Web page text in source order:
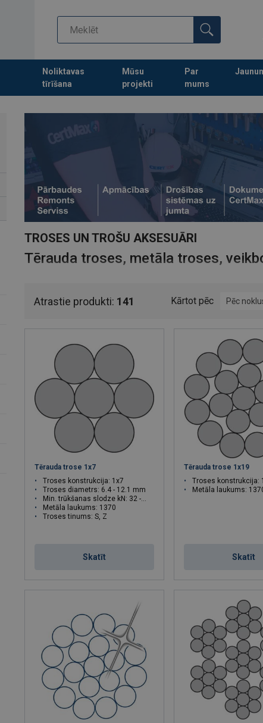
Noliktavas
tīrīšana
Mūsu
projekti
Par
mums
Turpināt meklēt preces
TROSES UN TROŠU AKSESUĀRI
Tērauda troses, metāla troses,
tērauda troses, metāla troses, nerūsējošā tērauda troses no
troses. Trošu konstrukcija sākot no vienkāršām 6 vijumu
apstrādi ar auksto vai karsto metodi, kā arī nepieciešamas
komponentu - āķi, šeikeļi, gredzenu vai citu risinājumu.
Plašāku informāciju par tērauda trošu izvēli, vijumu un tinumu,
atradīsiet
TEHNISKĀS INFORMĀCIJAS SADAĻĀ
Neatbilstoša tērauda trošu izmantošana var radīt bojājumus un
Troses cenas Jūs varat uzzināt sazinoties ar mums.
Atrastie produkti: 141 Kārtot pēc Pēc
Tērauda trose 1x7
Troses konstrukcija: 1x7
Troses diametrs: 6.4 - 12.1 mm
Min. trūkšanas slodze kN: 32 - 116
Metāla laukums: 1370
Troses tinums: S, Z
Skatīt
Tērauda trose 1x19
Troses konstrukcija:
Metāla laukums:
Skatīt